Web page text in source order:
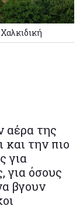
αέρα της
και την πιο
για
για όσους
βγουν